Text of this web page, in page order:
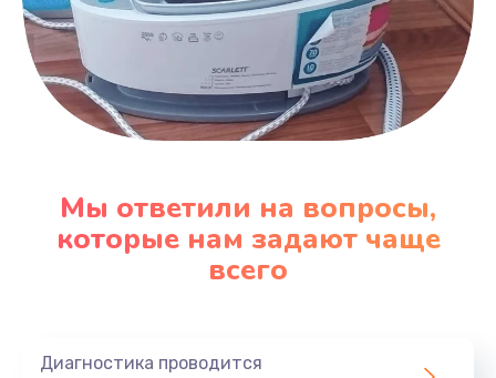
Мы ответили на вопросы,
которые нам задают чаще
всего
Диагностика проводится